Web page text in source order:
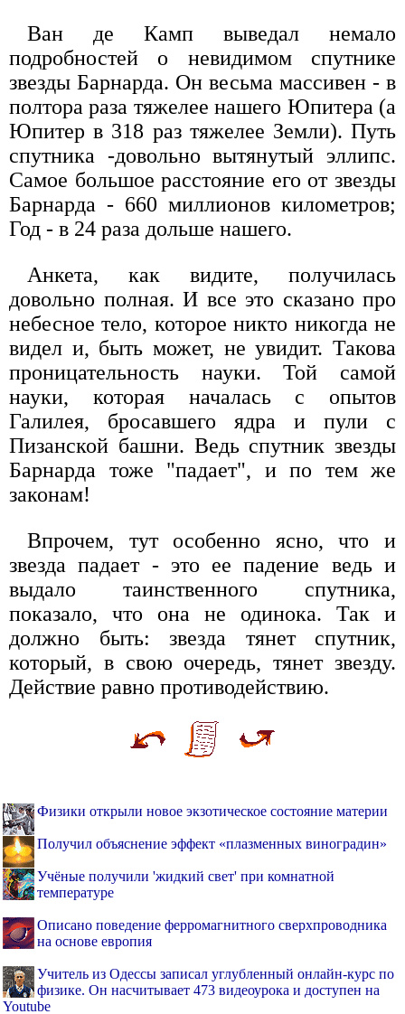
Ван де Камп выведал немало
подробностей о невидимом спутнике
звезды Барнарда. Он весьма массивен - в
полтора раза тяжелее нашего Юпитера (а
Юпитер в 318 раз тяжелее Земли). Путь
спутника -довольно вытянутый эллипс.
Самое большое расстояние его от звезды
Барнарда - 660 миллионов километров;
Год - в 24 раза дольше нашего.
Анкета, как видите, получилась
довольно полная. И все это сказано про
небесное тело, которое никто никогда не
видел и, быть может, не увидит. Такова
проницательность науки. Той самой
науки, которая началась с опытов
Галилея, бросавшего ядра и пули с
Пизанской башни. Ведь спутник звезды
Барнарда тоже "падает", и по тем же
законам!
Впрочем, тут особенно ясно, что и
звезда падает - это ее падение ведь и
выдало таинственного спутника,
показало, что она не одинока. Так и
должно быть: звезда тянет спутник,
который, в свою очередь, тянет звезду.
Действие равно противодействию.
Физики открыли новое экзотическое состояние материи
Получил объяснение эффект «плазменных виноградин»
Учёные получили 'жидкий свет' при комнатной
температуре
Описано поведение ферромагнитного сверхпроводника
на основе европия
Учитель из Одессы записал углубленный онлайн-курс по
физике. Он насчитывает 473 видеоурока и доступен на
Youtube